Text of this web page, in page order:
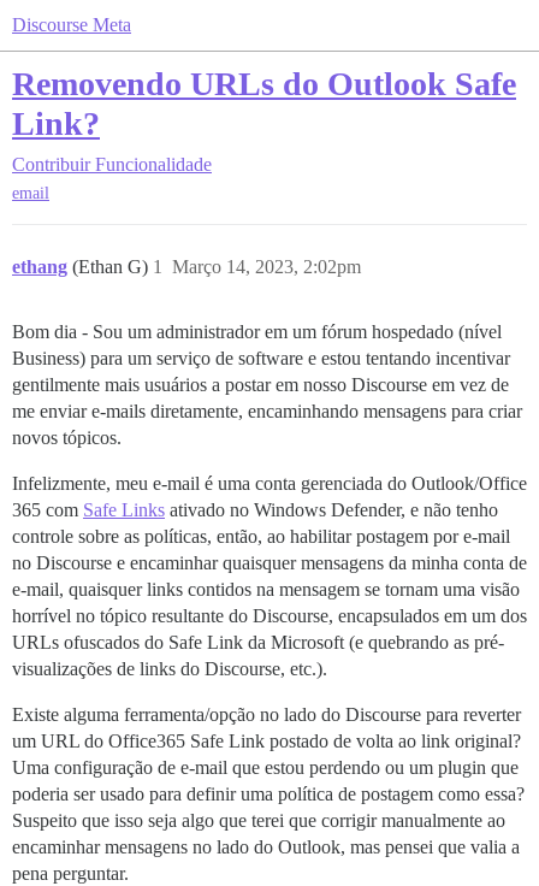
Discourse Meta
Removendo URLs do Outlook Safe
Link?
Contribuir Funcionalidade
email
ethang (Ethan G) Março 14, 2023, 2:02pm
1
Bom dia - Sou um administrador em um fórum hospedado (nível
Business) para um serviço de software e estou tentando incentivar
gentilmente mais usuários a postar em nosso Discourse em vez de
me enviar e-mails diretamente, encaminhando mensagens para criar
novos tópicos.
Infelizmente, meu e-mail é uma conta gerenciada do Outlook/Office
365 com Safe Links ativado no Windows Defender, e não tenho
controle sobre as políticas, então, ao habilitar postagem por e-mail
no Discourse e encaminhar quaisquer mensagens da minha conta de
e-mail, quaisquer links contidos na mensagem se tornam uma visão
horrível no tópico resultante do Discourse, encapsulados em um dos
URLs ofuscados do Safe Link da Microsoft (e quebrando as pré-
visualizações de links do Discourse, etc.).
Existe alguma ferramenta/opção no lado do Discourse para reverter
um URL do Office365 Safe Link postado de volta ao link original?
Uma configuração de e-mail que estou perdendo ou um plugin que
poderia ser usado para definir uma política de postagem como essa?
Suspeito que isso seja algo que terei que corrigir manualmente ao
encaminhar mensagens no lado do Outlook, mas pensei que valia a
pena perguntar.